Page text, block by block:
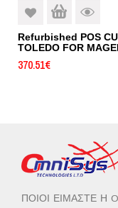
Refurbished POS
TOLEDO FOR
370.51€
ΠΟΙΟΙ ΕΙΜΑΣΤΕ Η